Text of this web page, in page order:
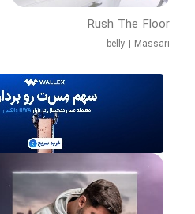
Rush The Floor
belly | Massari